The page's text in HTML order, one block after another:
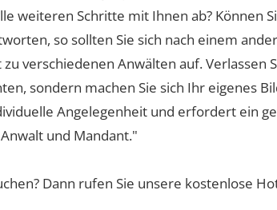
weiteren Schritte mit Ihnen ab? Können
so sollten Sie sich nach einem
verschiedenen Anwälten auf. Verlassen
sondern machen Sie sich Ihr eigenes
Angelegenheit und erfordert ein
und Mandant."
Dann rufen Sie unsere kostenlose